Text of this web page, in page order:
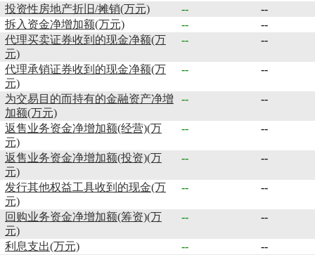
投资性房地产折旧/摊销(万元)
--
--
拆入资金净增加额(万元)
--
--
代理买卖证券收到的现金净额(万
元)
-- --
代理承销证券收到的现金净额(万
元)
-- --
为交易目的而持有的金融资产净增
加额(万元)
-- --
返售业务资金净增加额(经营)(万
元)
-- --
返售业务资金净增加额(投资)(万
元)
-- --
发行其他权益工具收到的现金(万
元)
-- --
回购业务资金净增加额(筹资)(万
元)
-- --
利息支出(万元) --
--